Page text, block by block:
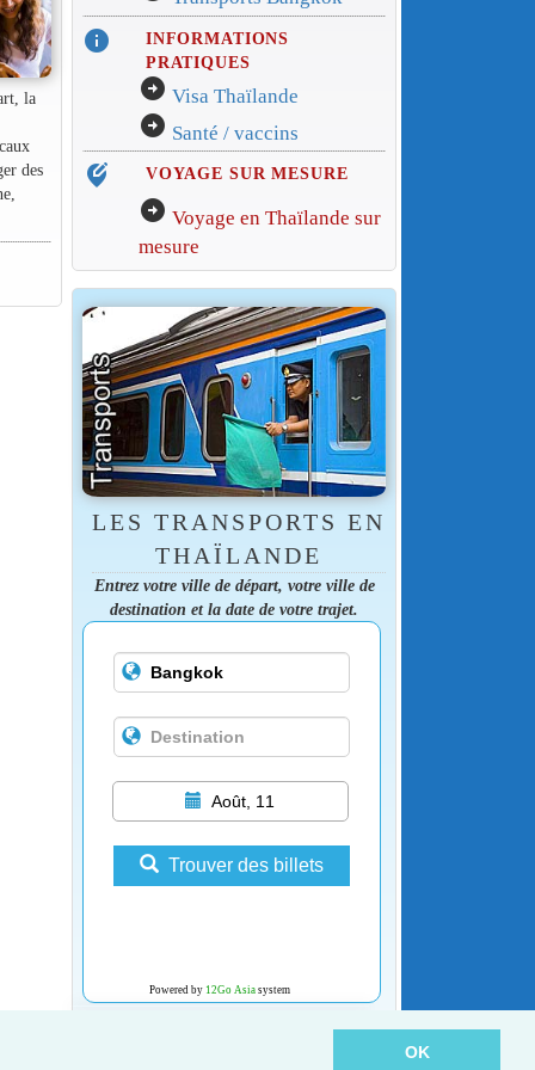
OK
la
des
info
INFORMATIONS
PRATIQUES
arrow_circle_right Visa Thaïlande
arrow_circle_right Santé / vaccins
edit_location_alt VOYAGE SUR MESURE
arrow_circle_right Voyage en Thaïlande sur
mesure
LES TRANSPORTS EN
THAÏLANDE
Entrez votre ville de départ, votre ville de
destination et la date de votre trajet.
Août, 11
Trouver des billets
Powered by 12Go Asiasystem